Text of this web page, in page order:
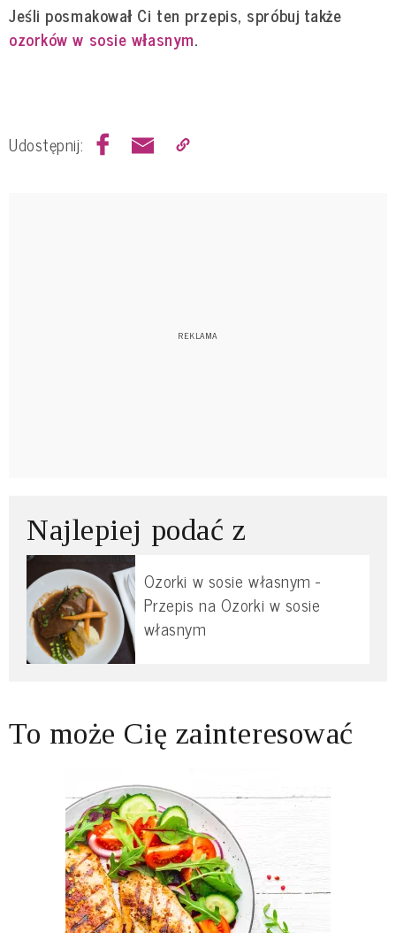
Jeśli posmakował Ci ten przepis, spróbuj także
ozorków w sosie własnym.
Udostępnij:
Najlepiej podać z
Ozorki w sosie własnym -
Przepis na Ozorki w sosie
własnym
To może Cię zainteresować